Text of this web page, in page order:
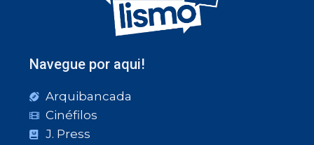
Navegue por aqui!
Arquibancada
Cinéfilos
J. Press